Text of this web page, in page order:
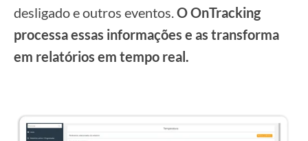
desligado e outros eventos.O OnTracking
processa essas informações e as transforma
em relatórios em tempo real.